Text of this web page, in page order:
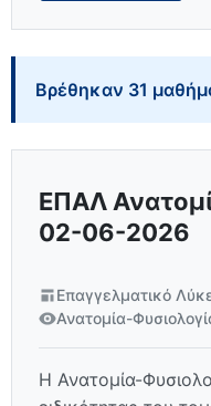
Βρέθηκαν 31
ΕΠΑΛ
02-06-2026
Επαγγελματικό
Ανατομία-
Η Ανατομία-